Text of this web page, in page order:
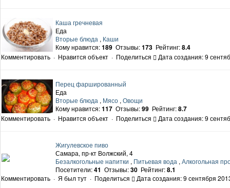
Каша гречневая
Еда
Вторые блюда , Каши
Кому нравится:189 Отзывы:173 Рейтинг:8.4
Комментировать · Нравится объект · Поделиться Дата создания: 9
Перец фаршированный
Еда
Вторые блюда , Мясо , Овощи
Кому нравится:117 Отзывы:99 Рейтинг:8.7
Комментировать · Нравится объект · Поделиться Дата создания: 9
Жигулевское пиво
Самара, пр-кт Волжский, 4
Безалкогольные напитки , Питьевая вода , Алкогольная
Посетители:41 Отзывы:30 Рейтинг:8.1
Комментировать · Я был тут · Поделиться Дата создания: 9 сентября